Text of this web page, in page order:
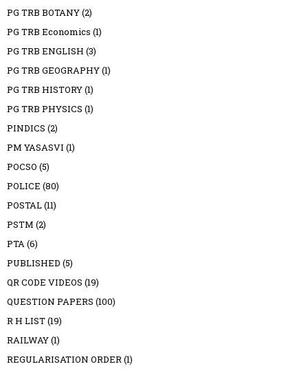
PG TRB BOTANY(2)
PG TRB Economics (1)
PG TRB ENGLISH (3)
PG TRB GEOGRAPHY(1)
PG TRB HISTORY(1)
PG TRB PHYSICS (1)
PINDICS (2)
PM YASASVI (1)
POCSO (5)
POLICE (80)
POSTAL(11)
PSTM (2)
PTA(6)
PUBLISHED (5)
QR CODE VIDEOS (19)
QUESTION PAPERS (100)
R H LIST(19)
RAILWAY(1)
REGULARISATION ORDER(1)